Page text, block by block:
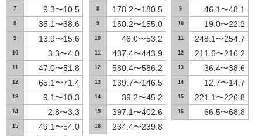
7 9.3〜10.5
8 35.1〜38.6
9 13.9〜15.6
10 3.3〜4.0
11 47.0〜51.8
12 65.1〜71.4
13 9.1〜10.3
14 2.8〜3.3
15 49.1〜54.0
8 178.2〜180.5
9 150.2〜155.0
10 46.0〜53.2
11 437.4〜443.9
12 580.4〜586.2
13 139.7〜146.5
14 39.2〜45.2
15 397.1〜402.6
16 234.4〜239.8
9 46.1〜48.1
10 19.0〜22.2
11 248.1〜254.7
12 211.6〜216.2
13 36.4〜38.6
14 12.7〜14.7
15 221.1〜226.8
16 66.5〜68.8